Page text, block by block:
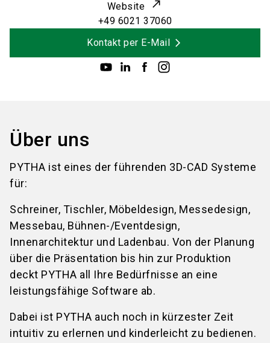
Website
+49 6021 37060
Kontakt per E-Mail
Über uns
PYTHA ist eines der führenden 3D-CAD Systeme
für:
Schreiner, Tischler, Möbeldesign, Messedesign,
Messebau, Bühnen-/Eventdesign,
Innenarchitektur und Ladenbau. Von der Planung
über die Präsentation bis hin zur Produktion
deckt PYTHA all Ihre Bedürfnisse an eine
leistungsfähige Software ab.
Dabei ist PYTHA auch noch in kürzester Zeit
intuitiv zu erlernen und kinderleicht zu bedienen.